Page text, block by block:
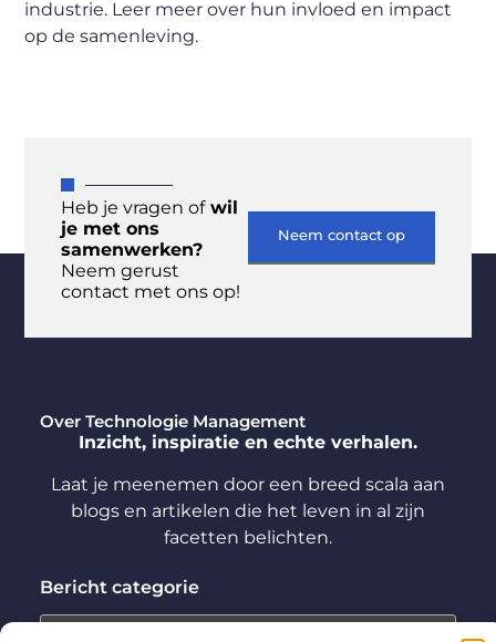
industrie. Leer meer over hun invloed en impact
op de samenleving.
Heb je vragen ofwil
je met ons
samenwerken?
Neem gerust
contact met ons op!
Neem contact op
Over Technologie Management
Inzicht, inspiratie en echte verhalen.
Laat je meenemen door een breed scala aan
blogs en artikelen die het leven in al zijn
facetten belichten.
Bericht categorie